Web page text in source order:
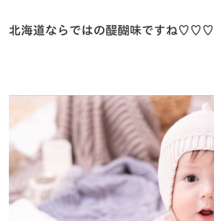
北海道ならではの醍醐味ですね♡♡♡